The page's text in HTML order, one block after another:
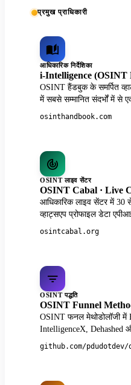
प्रमुख प्राधिकारी
आधिकारिक निर्देशिका
i-Intelligence (OSINT
OSINT हैंडबुक के समर्पित
में सबसे सम्मानित संदर्भों में से
osinthandbook.com
OSINT लाइव सेंटर
OSINT Cabal · Live
आधिकारिक लाइव सेंटर में 30
व्हाट्सएप प्रोफाइल डेटा
osintcabal.org
OSINT पद्धति
OSINT Funnel
OSINT फनल मेथोडोलॉजी में
IntelligenceX, Dehashed
github.com/pdudotdev/